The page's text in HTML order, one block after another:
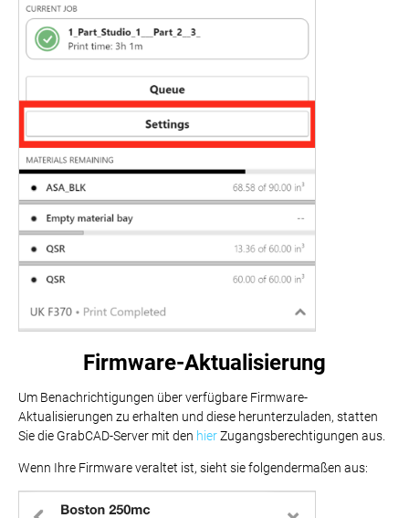
Firmware-Aktualisierung
Um Benachrichtigungen über verfügbare Firmware-
Aktualisierungen zu erhalten und diese herunterzuladen, statten
Sie die GrabCAD-Server mit den hierZugangsberechtigungen aus.
Wenn Ihre Firmware veraltet ist, sieht sie folgendermaßen aus: